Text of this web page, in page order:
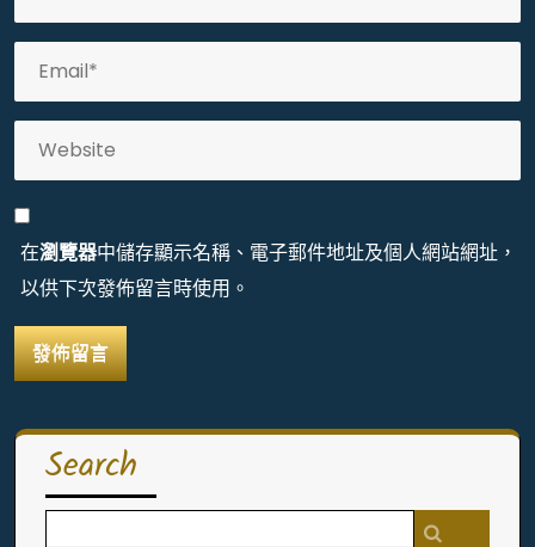
在瀏覽器中儲存顯示名稱、電子郵件地址及個人網站網址，
以供下次發佈留言時使用。
Search